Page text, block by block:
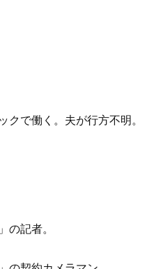
で働く。夫が行方不明。
記者。